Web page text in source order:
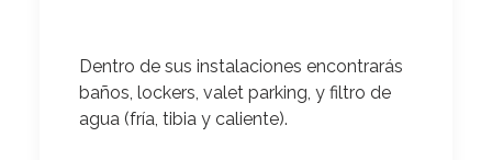
Dentro de sus instalaciones encontrarás
baños, lockers, valet parking, y filtro de
agua (fría, tibia y caliente).